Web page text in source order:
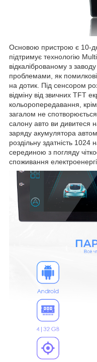
Основою пристрою є 10-
підтримує технологію
відкаліброваному з
проблемами, як
на дотик. Під сенсором
відміну від звичних TFT
кольоропередавання,
загалом не
салону авто ви дивитеся
заряду акумулятора
роздільну здатність
серединою з погляду
споживання